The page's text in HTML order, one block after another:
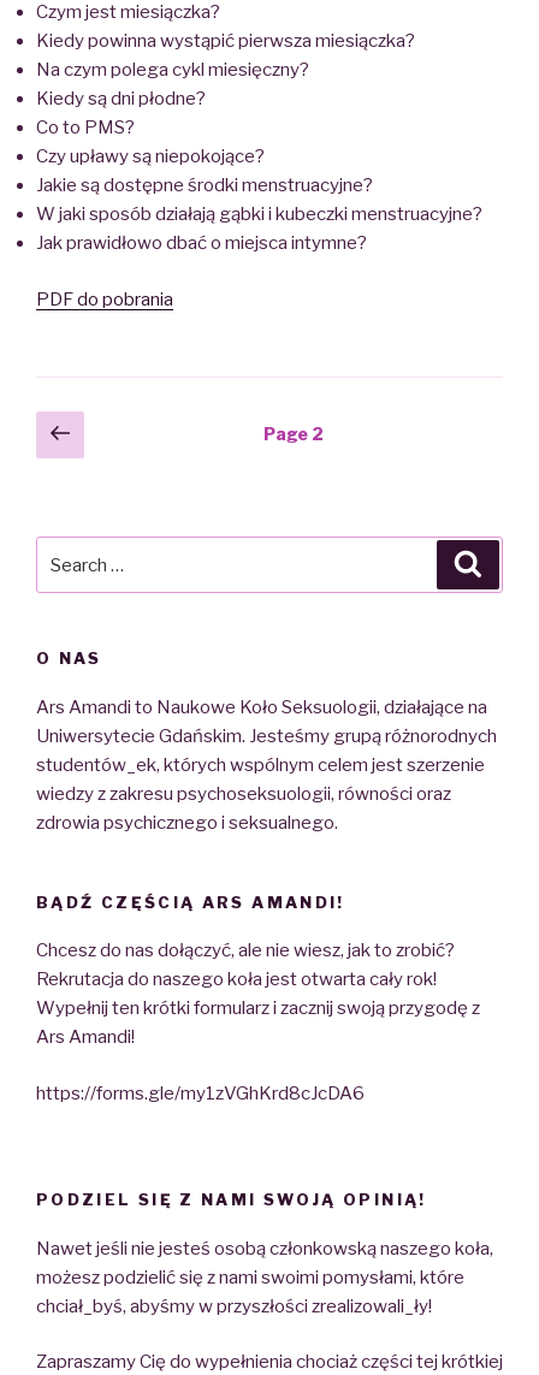
Czym jest miesiączka?
Kiedy powinna wystąpić pierwsza miesiączka?
Na czym polega cykl miesięczny?
Kiedy są dni płodne?
Co to PMS?
Czy upławy są niepokojące?
Jakie są dostępne środki menstruacyjne?
W jaki sposób działają gąbki i kubeczki menstruacyjne?
Jak prawidłowo dbać o miejsca intymne?
PDF do pobrania
Nawigacja
wpisów
page
Page 2
O NAS
Ars Amandi to Naukowe Koło Seksuologii, działające na
Uniwersytecie Gdańskim. Jesteśmy grupą różnorodnych
studentów_ek, których wspólnym celem jest szerzenie
wiedzy z zakresu psychoseksuologii, równości oraz
zdrowia psychicznego i seksualnego.
BĄDŹ CZĘŚCIĄ ARS AMANDI!
Chcesz do nas dołączyć, ale nie wiesz, jak to zrobić?
Rekrutacja do naszego koła jest otwarta cały rok!
Wypełnij ten krótki formularz i zacznij swoją przygodę z
Ars Amandi!
https://forms.gle/my1zVGhKrd8cJcDA6
PODZIEL SIĘ Z NAMI SWOJĄ OPINIĄ!
Nawet jeśli nie jesteś osobą członkowską naszego koła,
możesz podzielić się z nami swoimi pomysłami, które
chciał_byś, abyśmy w przyszłości zrealizowali_ły!
Zapraszamy Cię do wypełnienia chociaż części tej krótkiej